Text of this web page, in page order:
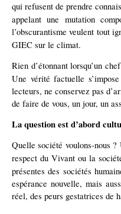
qui refusent de prendre
appelant une mutation
l’obscurantisme veulent tout
GIEC sur le climat.
Rien d’étonnant lorsqu’un
Une vérité factuelle
lecteurs, ne conservez pas
de faire de vous, un jour, un
La question est d’abord
Quelle société voulons-nous ?
respect du Vivant ou la
présentes des sociétés
espérance nouvelle, mais
réel, des peurs gestatrices de